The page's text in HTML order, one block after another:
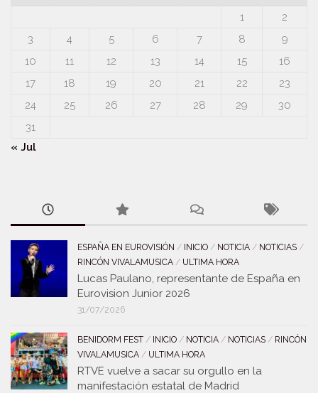
1
2
3
4 5 6 7 8
9
10
11 12 13 14 15
16
17
18 19 20 21 22
23
24
25 26 27 28 29
30
31
« Jul
ESPAÑA EN EUROVISIÓN / INICIO / NOTICIA / NOTICIAS /
RINCÓN VIVALAMUSICA / ULTIMA HORA
Lucas Paulano, representante de España en
Eurovision Junior 2026
31/07/2026
BENIDORM FEST / INICIO / NOTICIA / NOTICIAS / RINCÓN
VIVALAMUSICA / ULTIMA HORA
RTVE vuelve a sacar su orgullo en la
manifestación estatal de Madrid